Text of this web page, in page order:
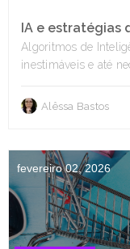
IA e estratégias
Algoritmos de
inestimáveis e até
Alêssa Bastos
fevereiro 02, 2026